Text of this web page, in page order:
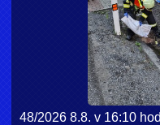
48/2026 8.8. v 16:10